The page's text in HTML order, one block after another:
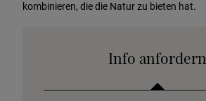
kombinieren, die die Natur zu bieten hat.
Info anfordern